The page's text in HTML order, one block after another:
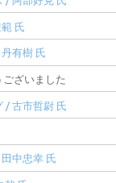
氏
有樹 氏
ざいました
古市哲尉 氏
中忠幸 氏